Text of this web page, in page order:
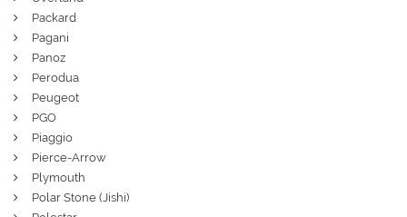
Packard
Pagani
Panoz
Perodua
Peugeot
PGO
Piaggio
Pierce-Arrow
Plymouth
Polar Stone (Jishi)